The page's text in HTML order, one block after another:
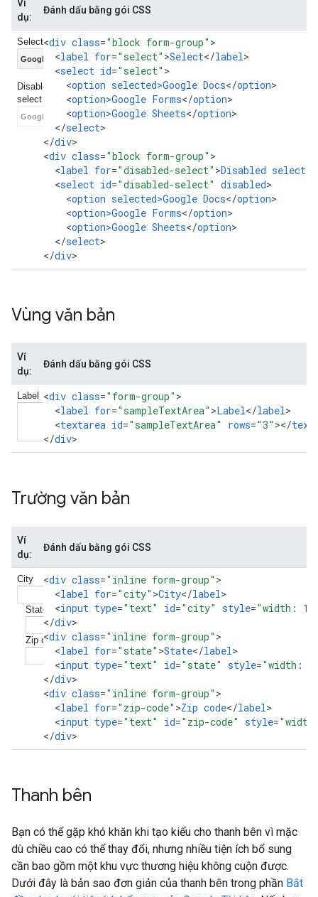
Ví
dụ:
Đánh dấu bằng gói CSS
<div class="block form-group"
<label for="select" >Select</label
<select id="select"
<option selected>Google Docs</option
<option>Google Forms</option
<option>Google Sheets</option
</select>
</div>
<div class="block form-group"
<label for="disabled-select" >Disabled select
<select id="disabled-select" disabled
<option selected>Google Docs</option
<option>Google Forms</option
<option>Google Sheets</option
</select>
</div>
Vùng văn bản
Ví
dụ:
Đánh dấu bằng gói CSS
<div class="form-group"
<label for="sampleTextArea" >Label</label
<textarea id="sampleTextArea" rows="3" ></
</div>
Trường văn bản
Ví
dụ:
Đánh dấu bằng gói CSS
<div class="inline form-group"
<label for="city" >City</label
<input type="text" id="city" style="width:
</div>
<div class="inline form-group"
<label for="state" >State</label
<input type="text" id="state" style="width:
</div>
<div class="inline form-group"
<label for="zip-code" >Zip code</label
<input type="text" id="zip-code" style=
</div>
Thanh bên
Bạn có thể gặp khó khăn khi tạo kiểu cho thanh bên vì mặc
dù chiều cao có thể thay đổi, nhưng nhiều tiện ích bổ sung
cần bao gồm một khu vực thương hiệu không cuộn được.
Dưới đây là bản sao đơn giản của thanh bên trong phần Bắt